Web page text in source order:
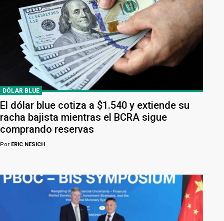
DÓLAR BLUE
El dólar blue cotiza a $1.540 y extiende su
racha bajista mientras el BCRA sigue
comprando reservas
Por ERIC NESICH